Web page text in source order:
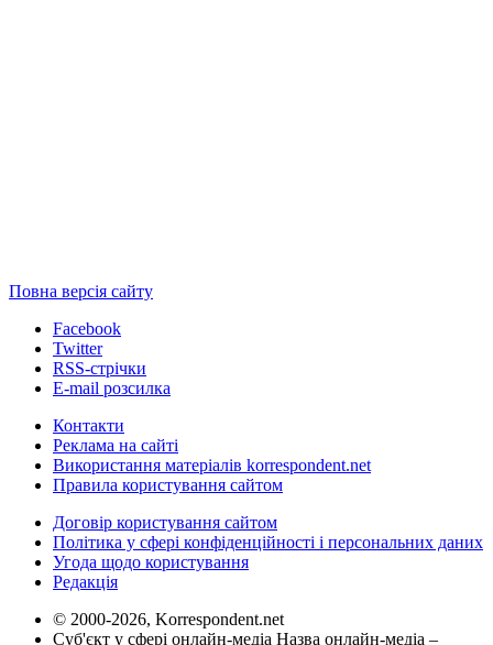
Повна версія сайту
Facebook
Twitter
RSS-стрічки
E-mail розсилка
Контакти
Реклама на сайті
Використання матеріалів korrespondent.net
Правила користування сайтом
Договір користування сайтом
Політика у сфері конфіденційності і персональних даних
Угода щодо користування
Редакція
© 2000-2026, Korrespondent.net
Суб'єкт у сфері онлайн-медіа Назва онлайн-медіа –